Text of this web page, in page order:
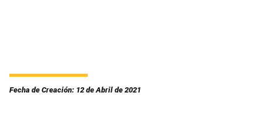
Fecha de Creación: 12 de Abril de 2021